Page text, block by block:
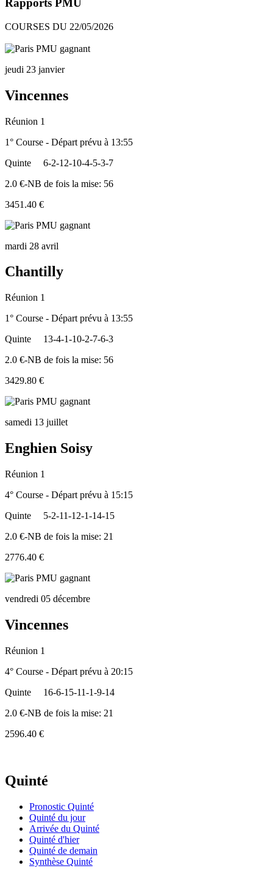
Rapports PMU
COURSES DU 22/05/2026
jeudi 23 janvier
Vincennes
Réunion 1
1° Course - Départ prévu à 13:55
Quinte
6-2-12-10-4-5-3-7
2.0 €-NB de fois la mise: 56
3451.40 €
mardi 28 avril
Chantilly
Réunion 1
1° Course - Départ prévu à 13:55
Quinte
13-4-1-10-2-7-6-3
2.0 €-NB de fois la mise: 56
3429.80 €
samedi 13 juillet
Enghien Soisy
Réunion 1
4° Course - Départ prévu à 15:15
Quinte
5-2-11-12-1-14-15
2.0 €-NB de fois la mise: 21
2776.40 €
vendredi 05 décembre
Vincennes
Réunion 1
4° Course - Départ prévu à 20:15
Quinte
16-6-15-11-1-9-14
2.0 €-NB de fois la mise: 21
2596.40 €
Quinté
Pronostic Quinté
Quinté du jour
Arrivée du Quinté
Quinté d'hier
Quinté de demain
Synthèse Quinté